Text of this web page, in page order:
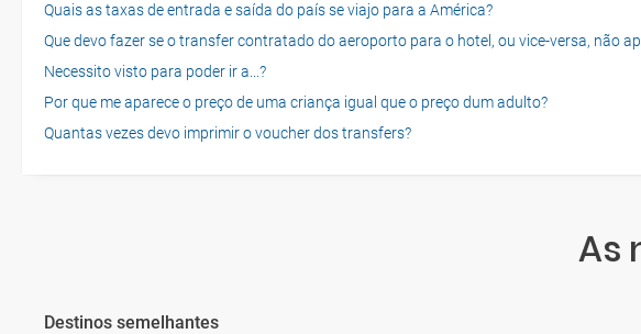
Quais as taxas de entrada e saída do país se viajo para a América?
Que devo fazer se o transfer contratado do aeroporto para o hotel, ou vice-versa, não
Necessito visto para poder ir a...?
Por que me aparece o preço de uma criança igual que o preço dum adulto?
Quantas vezes devo imprimir o voucher dos transfers?
As
Destinos semelhantes